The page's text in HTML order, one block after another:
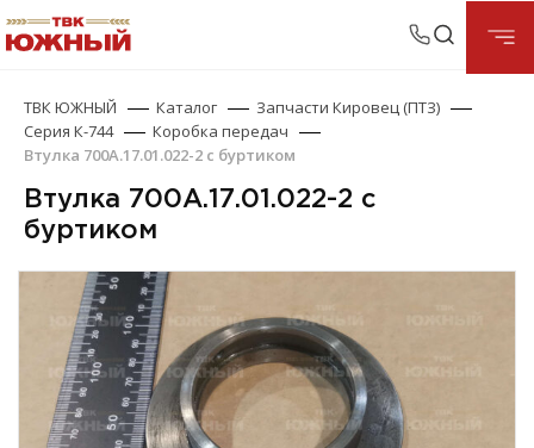
ТВК ЮЖНЫЙ Каталог
Запчасти Кировец (ПТЗ)
Серия К-744
Коробка передач
Втулка 700А.17.01.022-2 с буртиком
Втулка 700А.17.01.022-2 с
буртиком